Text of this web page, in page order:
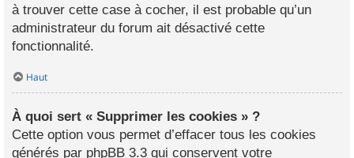
à trouver cette case à cocher, il est probable qu’un
administrateur du forum ait désactivé cette
fonctionnalité.
Haut
À quoi sert « Supprimer les cookies » ?
Cette option vous permet d’effacer tous les cookies
générés par phpBB 3.3 qui conservent votre